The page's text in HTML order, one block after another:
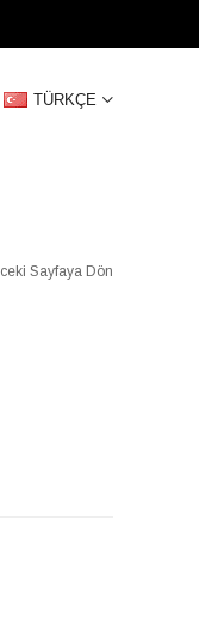
TÜRKÇE
Sayfaya Dön